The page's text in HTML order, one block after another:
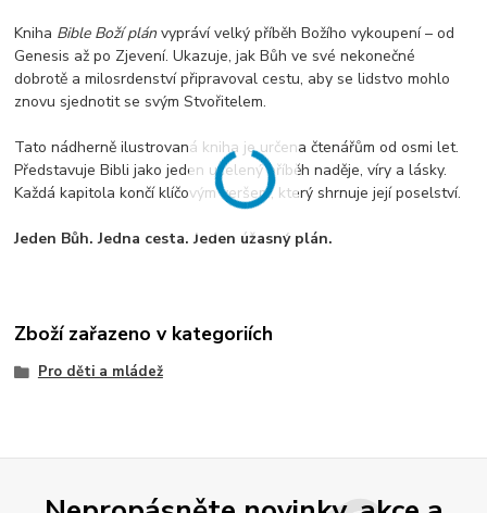
Kniha Bible Boží plán vypráví velký příběh Božího vykoupení – od
Genesis až po Zjevení. Ukazuje, jak Bůh ve své nekonečné
dobrotě a milosrdenství připravoval cestu, aby se lidstvo mohlo
znovu sjednotit se svým Stvořitelem.
Tato nádherně ilustrovaná kniha je určena čtenářům od osmi let.
Představuje Bibli jako jeden ucelený příběh naděje, víry a lásky.
Každá kapitola končí klíčovým veršem, který shrnuje její poselství.
Jeden Bůh. Jedna cesta. Jeden úžasný plán.
Zboží zařazeno v kategoriích
Pro děti a mládež